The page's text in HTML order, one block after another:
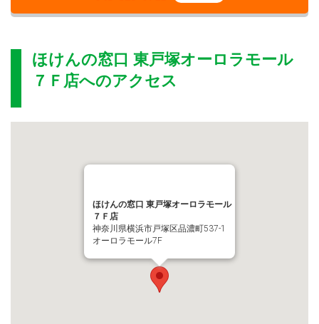
ほけんの窓口 東戸塚オーロラモール
７Ｆ店へのアクセス
ほけんの窓口 東戸塚オーロラモール
７Ｆ店
神奈川県横浜市戸塚区品濃町537-1
オーロラモール7F